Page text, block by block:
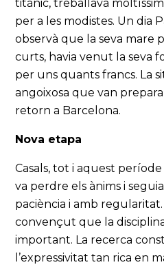
titànic, treballava
per a les modistes. Un dia
observà que la seva mare
curts, havia venut la seva
per uns quants francs. La
angoixosa que van
retorn a Barcelona.
Nova etapa
Casals, tot i aquest
va perdre els ànims i
paciència i amb regularitat.
convençut que la
important. La recerca
l’expressivitat tan rica en